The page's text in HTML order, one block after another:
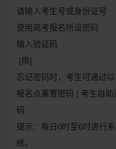
请输入考生号或身份证号
使用高考报名所设密码
输入验证码
[换]
忘记密码时，考生可通过
报名点重置密码 | 考生自
码
提示：每日0时至6时进行
统。